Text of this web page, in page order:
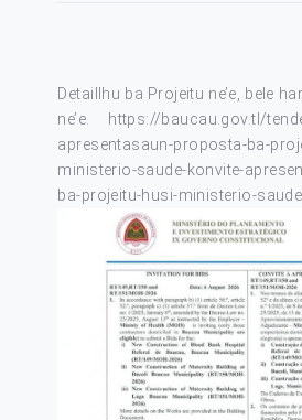
Detaillhu ba Projeitu ne’e, bele
ne’e.
https://baucau.gov.tl/
apresentasaun-proposta-ba-
ministerio-saude-konvite-
ba-projeitu-husi-ministerio-